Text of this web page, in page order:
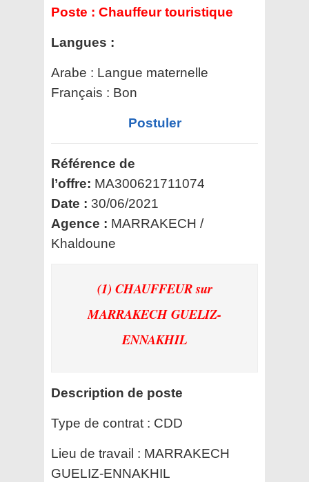
Poste : Chauffeur touristique
Langues :
Arabe : Langue maternelle
Français : Bon
Postuler
Référence de
l’offre: MA300621711074
Date : 30/06/2021
Agence : MARRAKECH /
Khaldoune
(1) CHAUFFEURsur
MARRAKECH GUELIZ-
ENNAKHIL
Description de poste
Type de contrat : CDD
Lieu de travail : MARRAKECH
GUELIZ-ENNAKHIL